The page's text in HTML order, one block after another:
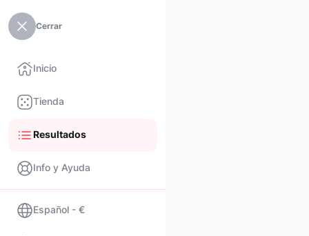
Cerrar
Inicio
Tienda
Resultados
Info y Ayuda
Español - €